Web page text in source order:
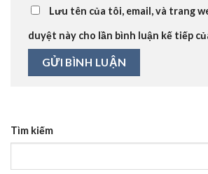
Lưu tên của tôi, email, và trang
duyệt này cho lần bình luận kế tiếp
Tìm kiếm